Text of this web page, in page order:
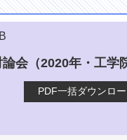
会（2020年・工学
PDF一括ダウンロ